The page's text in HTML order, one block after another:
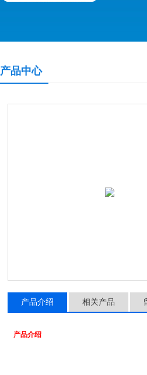
产品中心
产品介绍 相关产品
产品介绍